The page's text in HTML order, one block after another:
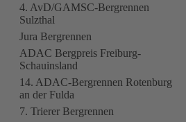
4. AvD/GAMSC-Bergrennen
Sulzthal
Jura Bergrennen
ADAC Bergpreis Freiburg-
Schauinsland
14. ADAC-Bergrennen Rotenburg
an der Fulda
7. Trierer Bergrennen